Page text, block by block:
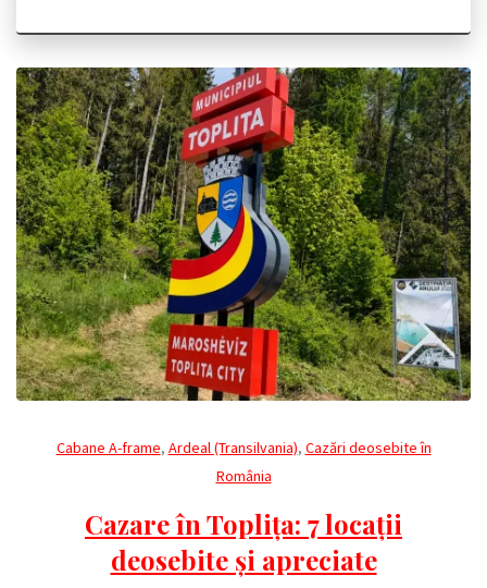
Cabane A-frame, Ardeal (Transilvania), Cazări deosebite în
România
Cazare în Toplița: 7 locații
deosebite și apreciate